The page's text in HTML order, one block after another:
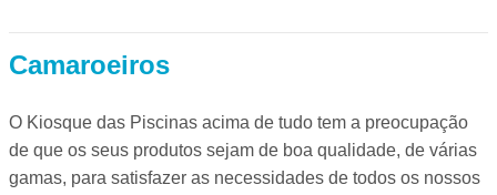
Camaroeiros
O Kiosque das Piscinas acima de tudo tem a preocupação
de que os seus produtos sejam de boa qualidade, de várias
gamas, para satisfazer as necessidades de todos os nossos